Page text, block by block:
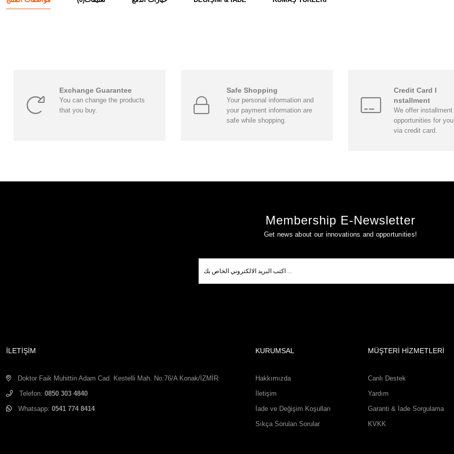
Exchange Guarantee
You can change the products
that you buy.
Safe Shopping
Your personal information and
your payment information are
safe while shopping.
Credit Card I
nstallment
We offer installment
opportunities for
via credit card.
Membership E-Newsletter
Get news about our innovations and opportunities!
İLETİŞİM
Doktor Faik Muhittin Adam Cad. Kestelli Mah. No:76/A Konak/İZMİR
Telefon: 0850 303 4840
Whatsapp: 0541 774 8414
KURUMSAL
Hakkımızda
İletişim
İade ve Değişim Koşulları
Sıkça Sorulan Sorular
MÜŞTERİ HİZMETLERİ
Canlı Destek
Yardım
Garanti & İade Sorgulama
KVKK